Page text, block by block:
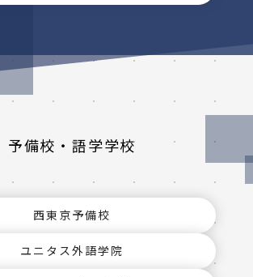
予備校・語学学校
西東京予備校
ユニタス外語学院